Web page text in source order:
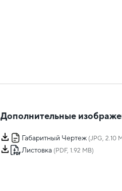
Дополнительные
Габаритный Чертеж (JPG, 2.10
Листовка (PDF, 1.92 MB)